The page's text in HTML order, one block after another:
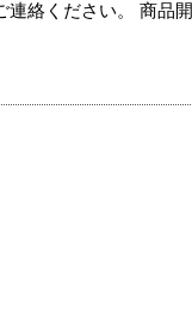
絡ください。 商品